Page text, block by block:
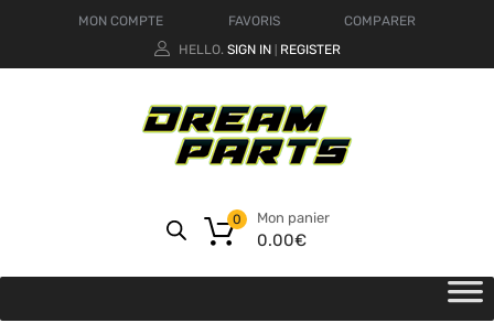
MON COMPTE FAVORIS
COMPARER
HELLO. SIGN IN REGISTER
Mon panier
0.00€
0